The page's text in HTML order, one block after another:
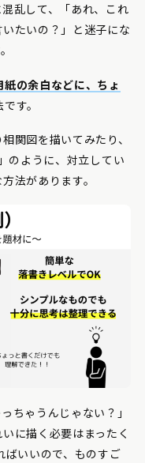
乱して、「あれ、これ
たいの？」と迷子にな
紙の余白などに、ちょ
す。
関図を描いてみたり、
のように、対立してい
法があります。
ちゃうんじゃない？」
に描く必要はまったく
ばいいので、ものすご